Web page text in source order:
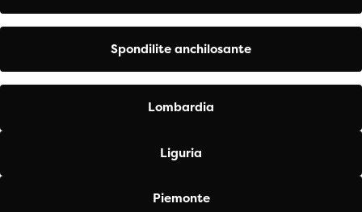
Spondilite anchilosante
Lombardia
Liguria
Piemonte